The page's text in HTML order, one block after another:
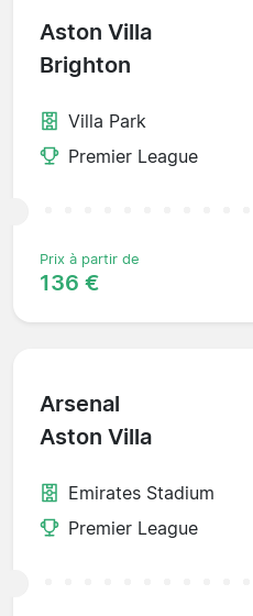
Aston Villa
Brighton
Villa Park
Premier League
Prix à partir de
136 €
Arsenal
Aston Villa
Emirates Stadium
Premier League